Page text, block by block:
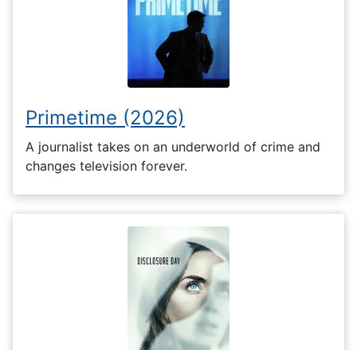
Primetime (2026)
A journalist takes on an underworld of crime and
changes television forever.